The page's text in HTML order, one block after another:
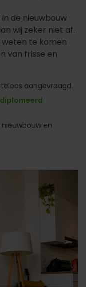
de nieuwbouw
wij zeker niet af.
te komen
van frisse en
aangevraagd.
nieuwbouw en